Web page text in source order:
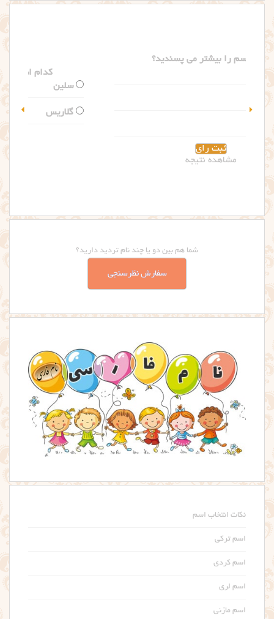
شما هم بین دو یا چند نام تردید دارید؟
سفارش نظرسنجی
نکات انتخاب اسم
اسم ترکی
اسم کردی
اسم لری
اسم مازنی